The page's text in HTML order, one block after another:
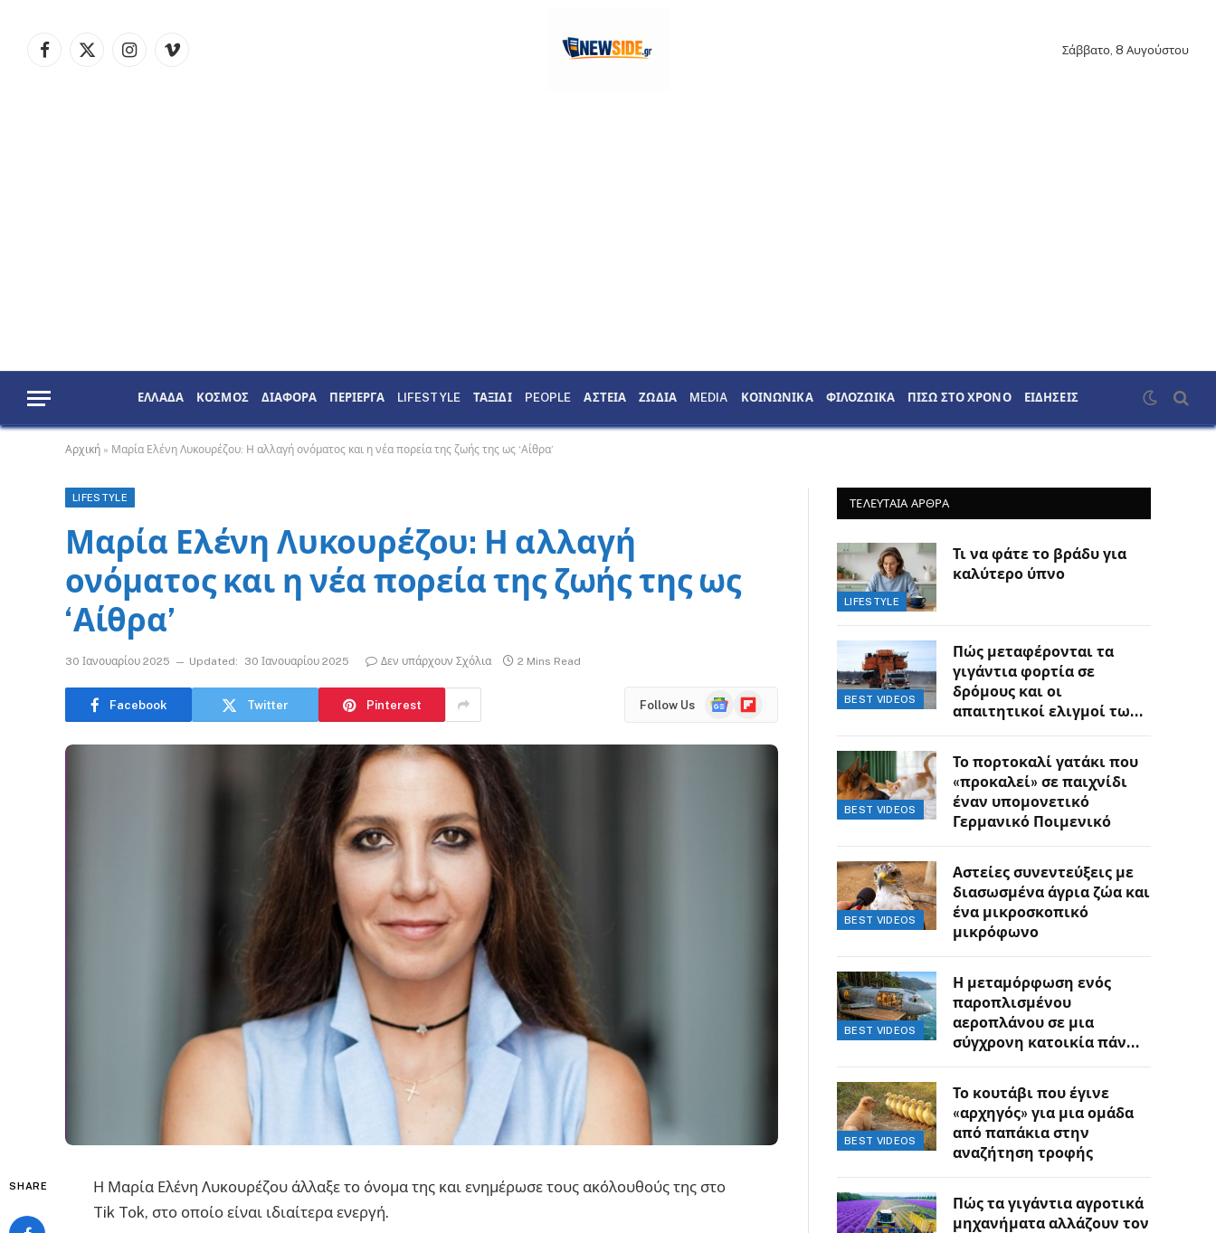
Facebook
X
InstagramVimeo
Σάββατο, 8 Αυγούστου
ΕΛΛΑΔΑ ΚΟΣΜΟΣ ΔΙΑΦΟΡΑ ΠΕΡΙΕΡΓΑ LIFESTYLE ΤΑΞΙΔΙ PEOPLE ΑΣΤΕΙΑ ΖΩΔΙΑ MEDIA ΚΟΙΝΩΝΙΚΑ ΦΙΛΟΖΩΙΚΑ ΠΙΣΩ ΣΤΟ ΧΡΟΝΟ ΕΙΔΗΣΕΙΣ
Αρχική » Μαρία Ελένη Λυκουρέζου: Η αλλαγή ονόματος και η νέα πορεία της ζωής της ως ‘Αίθρα’
LIFESTYLE
Μαρία Ελένη Λυκουρέζου: Η αλλαγή
ονόματος και η νέα πορεία της ζωής της ως
‘Αίθρα’
30 Ιανουαρίου 2025 Updated: 30 Ιανουαρίου 2025 Δεν υπάρχουν Σχόλια 2 Mins Read
Facebook Twitter Pinterest Follow Us
GoogleFlipboard
SHARE
Η Μαρία Ελένη Λυκουρέζου άλλαξε το όνομα της και ενημέρωσε τους ακόλουθούς της στο
Tik Tok, στο οποίο είναι ιδιαίτερα ενεργή.
ΤΕΛΕΥΤΑΙΑ ΑΡΘΡΑ
LIFESTYLE
Τι να φάτε το βράδυ για
καλύτερο ύπνο
BEST VIDEOS
Πώς μεταφέρονται τα
γιγάντια φορτία σε
δρόμους και οι
απαιτητικοί ελιγμοί των
BEST VIDEOS
Το πορτοκαλί γατάκι που
«προκαλεί» σε παιχνίδι
έναν υπομονετικό
Γερμανικό Ποιμενικό
BEST VIDEOS
Αστείες συνεντεύξεις με
διασωσμένα άγρια ζώα και
ένα μικροσκοπικό
μικρόφωνο
BEST VIDEOS
Η μεταμόρφωση ενός
παροπλισμένου
αεροπλάνου σε μια
σύγχρονη κατοικία πάνω
BEST VIDEOS
Το κουτάβι που έγινε
«αρχηγός» για μια ομάδα
από παπάκια στην
αναζήτηση τροφής
Πώς τα γιγάντια αγροτικά
μηχανήματα αλλάζουν τον